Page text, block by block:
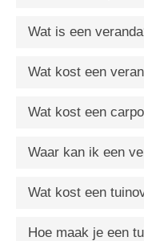
Wat is een
Wat kost een
Wat kost een
Waar kan ik een
Wat kost een
Hoe maak je een